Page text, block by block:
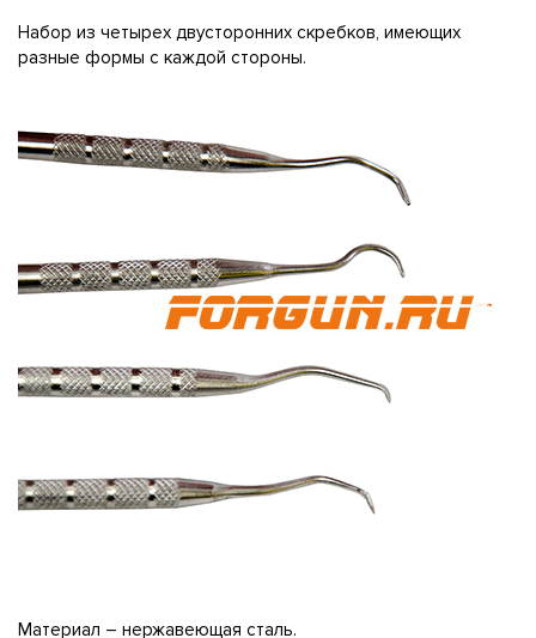
Набор из четырех двусторонних скребков, имеющих
разные формы с каждой стороны.
Материал – нержавеющая сталь.